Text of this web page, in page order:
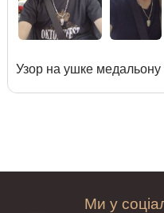
Узор на ушке медальону
Ми у